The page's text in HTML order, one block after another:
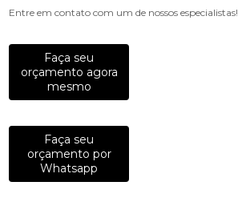
Entre em contato com um de nossos especialistas!
Faça seu
orçamento agora
mesmo
Faça seu
orçamento por
Whatsapp